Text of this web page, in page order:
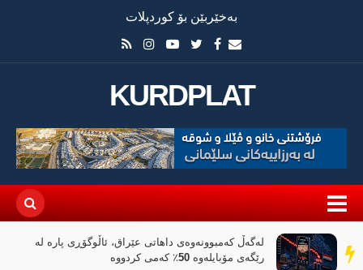
بەخێربێن بۆ کوردپلات
KURDPLAT
سەر
دێڕ
لەگەڵ کەمبوونەوەی داهاتی عێراق، ئاڵوگۆڕی پارە لە
رێگەی مۆبایلەوە 50٪ کەمی کردووە